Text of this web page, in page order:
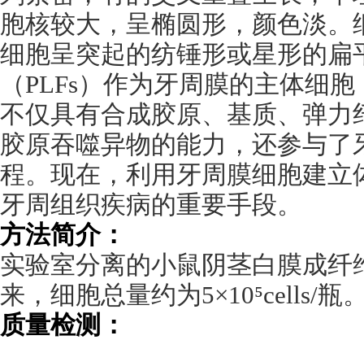
胞核较大，呈椭圆形，颜色淡
细胞呈突起的纺锤形或星形的
（PLFs）作为牙周膜的主体细
不仅具有合成胶原、基质、弹
胶原吞噬异物的能力，还参与
程。现在，利用牙周膜细胞建
牙周组织疾病的重要手段。
方法简介：
实验室分离的小鼠阴茎白膜成纤
来，细胞总量约为5×10⁵cells/瓶
质量检测：